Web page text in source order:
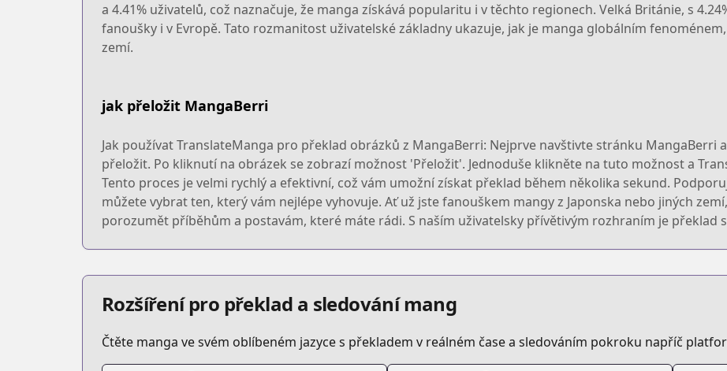
a 4.41% uživatelů, což naznačuje, že manga získává popularitu i v těchto regionech. Velká Británie, s
fanoušky i v Evropě. Tato rozmanitost uživatelské základny ukazuje, jak je manga globálním
zemí.
jak přeložit MangaBerri
Jak používat TranslateManga pro překlad obrázků z MangaBerri: Nejprve navštivte stránku MangaBerri
přeložit. Po kliknutí na obrázek se zobrazí možnost 'Přeložit'. Jednoduše klikněte na tuto možnost a
Tento proces je velmi rychlý a efektivní, což vám umožní získat překlad během několika sekund.
můžete vybrat ten, který vám nejlépe vyhovuje. Ať už jste fanouškem mangy z Japonska nebo jiných
porozumět příběhům a postavám, které máte rádi. S naším uživatelsky přívětivým rozhraním je překlad
Rozšíření pro překlad a sledování mang
Čtěte manga ve svém oblíbeném jazyce s překladem v reálném čase a sledováním pokroku napříč